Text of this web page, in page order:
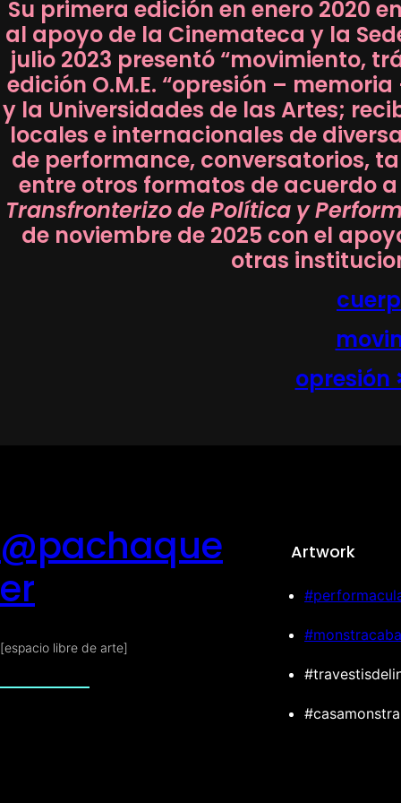
Su primera edición en enero 2020
al apoyo de la Cinemateca y la
julio 2023 presentó “movimiento,
edición O.M.E. “opresión –
y la Universidades de las Artes;
locales e internacionales de
de performance, conversatorios,
entre otros formatos de acuerdo
Transfronterizo de Política y
de noviembre de 2025 con el
otras
@pachaque
er
[espacio libre de arte]
Artwork
#casamonstra